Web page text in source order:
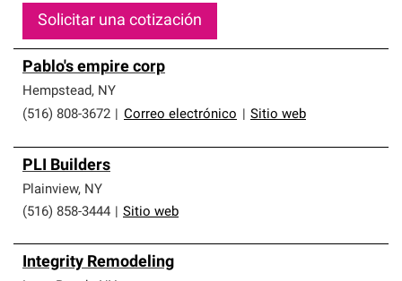
Solicitar una cotización
Pablo's empire corp
Hempstead, NY
(516) 808-3672
Correo electrónico Sitio web
PLI Builders
Plainview, NY
(516) 858-3444
Sitio web
Integrity Remodeling